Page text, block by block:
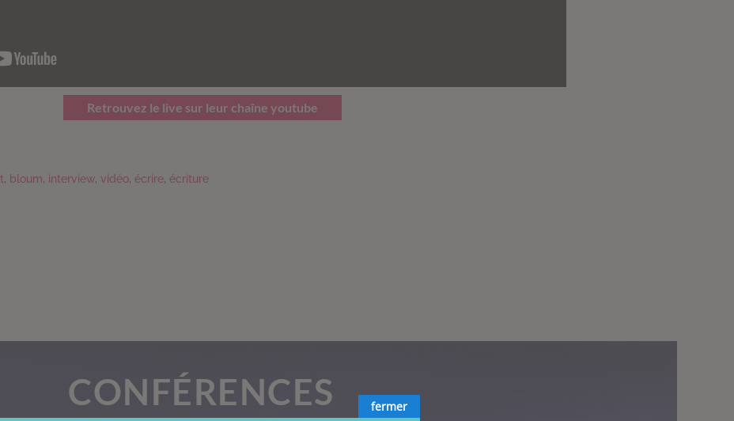
Retrouvez le live sur leur chaîne youtube
, bloum, interview, vidéo, écrire, écriture
CONFÉRENCES fermer